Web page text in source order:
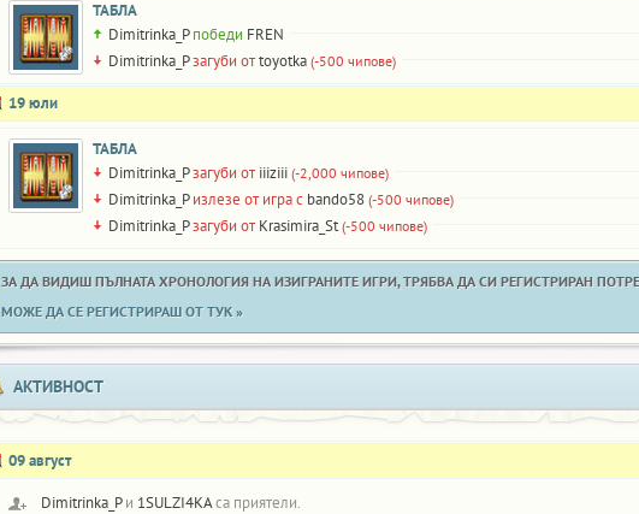
ТАБЛА
Dimitrinka_P победи FREN
Dimitrinka_Pзагуби отtoyotka (-500 чипове)
19 юли
ТАБЛА
Dimitrinka_Pзагуби от iiiziii (-2,000 чипове)
Dimitrinka_P излезе от игра с bando58 (-500 чипове)
Dimitrinka_Pзагуби от Krasimira_St (-500 чипове)
ЗА ДА ВИДИШ ПЪЛНАТА ХРОНОЛОГИЯ НА ИЗИГРАНИТЕ ИГРИ, ТРЯБВА ДА СИ РЕГИСТРИРАН
МОЖЕ ДА СЕ РЕГИСТРИРАШ ОТ ТУК »
АКТИВНОСТ
09 август
Dimitrinka_Pи 1SULZI4KAса приятели.